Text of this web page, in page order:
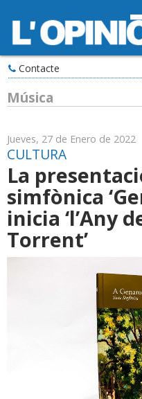
Contacte
Música
Jueves, 27 de Enero de 2022
CULTURA
La
simfònica
inicia ‘l’Any
Torrent’